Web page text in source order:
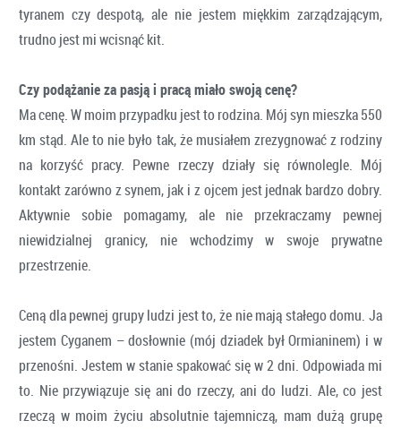
tyranem czy despotą, ale nie jestem miękkim zarządzającym,
trudno jest mi wcisnąć kit.
Czy podążanie za pasją i pracą miało swoją cenę?
Ma cenę. W moim przypadku jest to rodzina. Mój syn mieszka 550
km stąd. Ale to nie było tak, że musiałem zrezygnować z rodziny
na korzyść pracy. Pewne rzeczy działy się równolegle. Mój
kontakt zarówno z synem, jak i z ojcem jest jednak bardzo dobry.
Aktywnie sobie pomagamy, ale nie przekraczamy pewnej
niewidzialnej granicy, nie wchodzimy w swoje prywatne
przestrzenie.
Ceną dla pewnej grupy ludzi jest to, że nie mają stałego domu. Ja
jestem Cyganem – dosłownie (mój dziadek był Ormianinem) i w
przenośni. Jestem w stanie spakować się w 2 dni. Odpowiada mi
to. Nie przywiązuje się ani do rzeczy, ani do ludzi. Ale, co jest
rzeczą w moim życiu absolutnie tajemniczą, mam dużą grupę